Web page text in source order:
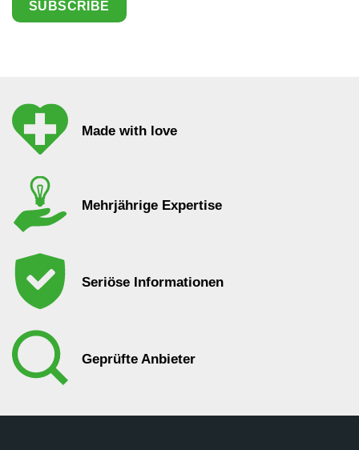
Made with love
Mehrjährige Expertise
Seriöse Informationen
Geprüfte Anbieter